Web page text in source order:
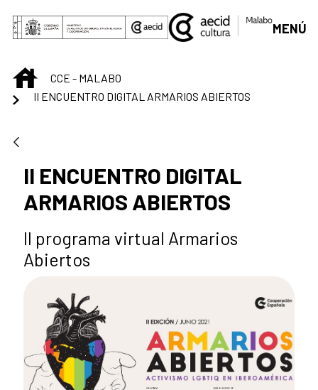
Saltar al contenido principal
MENÚ
INICIOCCE - MALABO
II ENCUENTRO DIGITAL ARMARIOS ABIERTOS
II ENCUENTRO DIGITAL
ARMARIOS ABIERTOS
II programa virtual Armarios
Abiertos